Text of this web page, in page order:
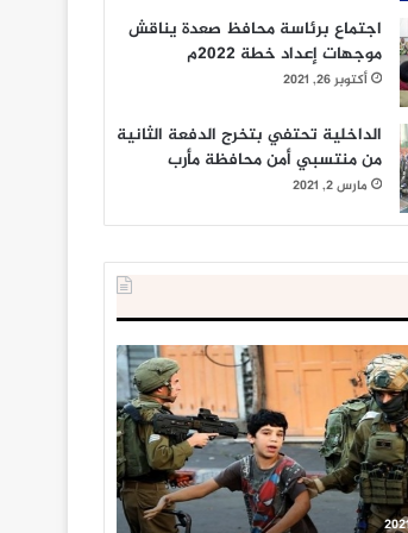
اجتماع برئاسة محافظ صعدة يناقش
موجهات إعداد خطة 2022م
أكتوبر 26, 2021
الداخلية تحتفي بتخرج الدفعة الثانية
من منتسبي أمن محافظة مأرب
مارس 2, 2021
الداخلية
المصرية
تعلن
إحباط
‘مخطط
كبير’
للإخوان